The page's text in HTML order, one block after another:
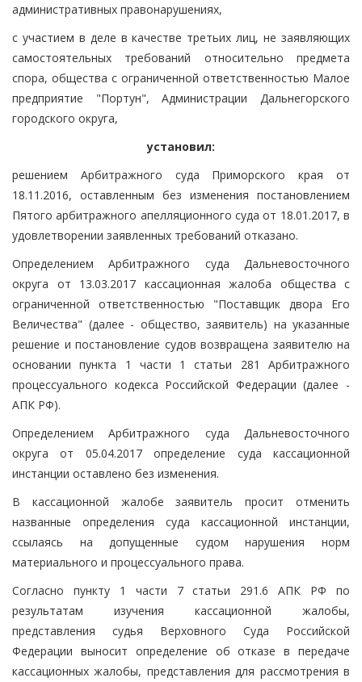
административных правонарушениях,
с участием в деле в качестве третьих лиц, не заявляющих
самостоятельных требований относительно предмета
спора, общества с ограниченной ответственностью Малое
предприятие "Портун", Администрации Дальнегорского
городского округа,
установил:
решением Арбитражного суда Приморского края от
18.11.2016, оставленным без изменения постановлением
Пятого арбитражного апелляционного суда от 18.01.2017, в
удовлетворении заявленных требований отказано.
Определением Арбитражного суда Дальневосточного
округа от 13.03.2017 кассационная жалоба общества с
ограниченной ответственностью "Поставщик двора Его
Величества" (далее - общество, заявитель) на указанные
решение и постановление судов возвращена заявителю на
основании пункта 1 части 1 статьи 281 Арбитражного
процессуального кодекса Российской Федерации (далее -
АПК РФ).
Определением Арбитражного суда Дальневосточного
округа от 05.04.2017 определение суда кассационной
инстанции оставлено без изменения.
В кассационной жалобе заявитель просит отменить
названные определения суда кассационной инстанции,
ссылаясь на допущенные судом нарушения норм
материального и процессуального права.
Согласно пункту 1 части 7 статьи 291.6 АПК РФ по
результатам изучения кассационной жалобы,
представления судья Верховного Суда Российской
Федерации выносит определение об отказе в передаче
кассационных жалобы, представления для рассмотрения в